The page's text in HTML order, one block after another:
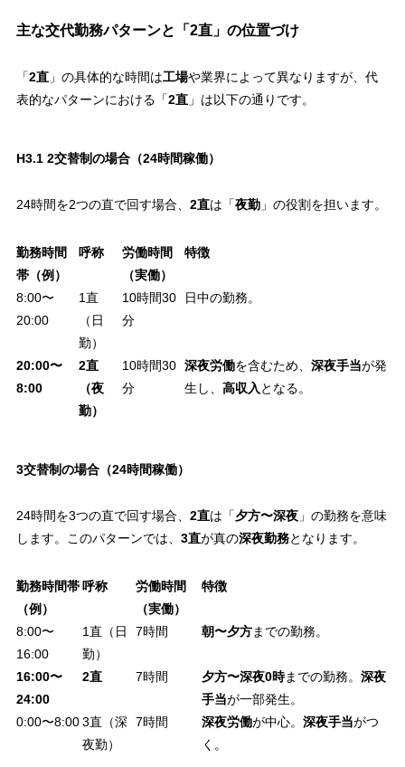
主な交代勤務パターンと「2直」の位置づけ
「2直」の具体的な時間は工場や業界によって異なりますが、代
表的なパターンにおける「2直」は以下の通りです。
H3.1 2交替制の場合（24時間稼働）
24時間を2つの直で回す場合、 2直は「夜勤」の役割を担います。
勤務時間
帯（例）
呼称
労働時間
（実働）
特徴
8:00〜
20:00
1直
（日
勤）
10時間30
分
日中の勤務。
20:00〜
8:00
2直
（夜
勤）
10時間30
分
深夜労働を含むため、 深夜手当が発
生し、 高収入 となる。
3交替制の場合（24時間稼働）
24時間を3つの直で回す場合、 2直は「夕方〜深夜」の勤務を意味
します。このパターンでは、 3直が真の深夜勤務となります。
勤務時間帯
（例）
呼称
労働時間
（実働）
特徴
8:00〜
16:00
1直（日
勤）
7時間 朝〜夕方までの勤務。
16:00〜
24:00
2直 7時間 夕方〜深夜0時までの勤務。 深夜
手当が一部発生。
0:00〜8:003直（深
夜勤）
7時間 深夜労働が中心。 深夜手当がつ
く。